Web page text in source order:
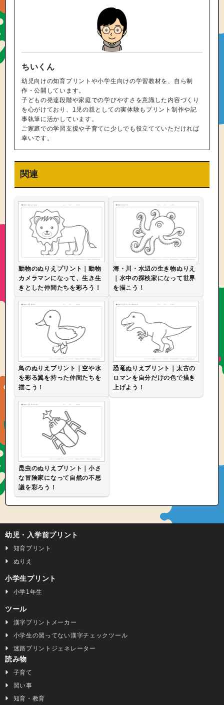
ちいくん
幼児向けの知育プリントや小学生向けの学習教材を、自ら制
作・公開しています。
子どもの発達段階や家庭での学びやすさを意識した内容づくり
を心がけており、1児の親としての実体験もプリント制作や記
事執筆に活かしています。
ご家庭での学習支援や子育てに少しでも役立てていただければ
幸いです。
関連
動物のぬりえプリント｜動物
カメラマンになって、生き生
きとした仲間たちを彩ろう！
海・川・水辺の生き物ぬりえ
｜水中の探検家になって世界
を描こう！
鳥のぬりえプリント｜空や水
を彩る翼を持った仲間たちを
描こう！
恐竜ぬりえプリント｜太古の
ロマンを自分だけの色で描き
上げよう！
昆虫のぬりえプリント｜小さ
な冒険家になって自然の不思
議を彩ろう！
幼児・入学前プリント
知育プリント
ぬりえ
小学生プリント
小学1年生
ツール
漢字プリントメーカー
小学生の習ってない漢字チェックツール
迷路プリントジェネレーター
読み物
子育て
習い事
知育・教育